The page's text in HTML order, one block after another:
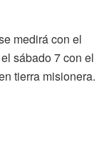
medirá con el
sábado 7 con el
tierra misionera.